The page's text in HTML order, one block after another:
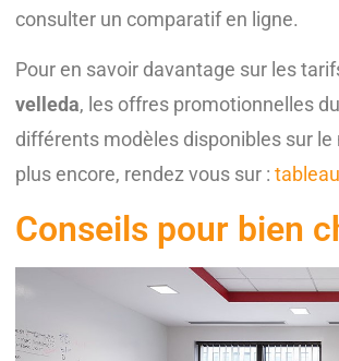
consulter un comparatif en ligne.
Pour en savoir davantage sur les
velleda, les offres promotionnelles
différents modèles disponibles sur le
plus encore, rendez vous sur :
Conseils pour bien